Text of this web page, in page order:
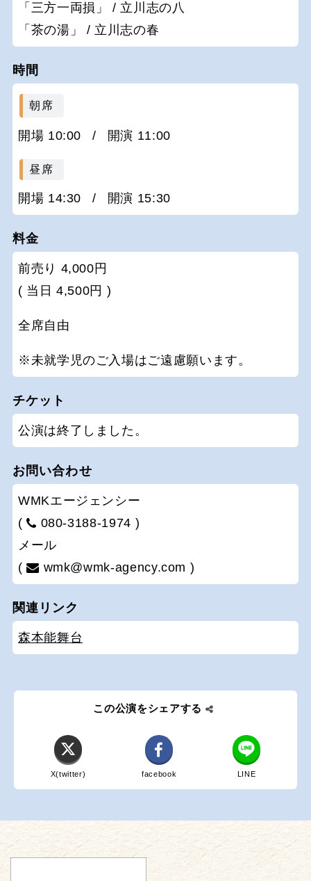
「三方一両損」 / 立川志の八
「茶の湯」 / 立川志の春
時間
朝席
開場 10:00 / 開演 11:00
昼席
開場 14:30 / 開演 15:30
料金
前売り 4,000円
( 当日 4,500円 )
全席自由
※未就学児のご入場はご遠慮願います。
チケット
公演は終了しました。
お問い合わせ
WMKエージェンシー
(
080-3188-1974 )
メール
(
wmk@wmk-agency.com )
関連リンク
森本能舞台
この公演をシェアする
X(twitter) facebook LINE